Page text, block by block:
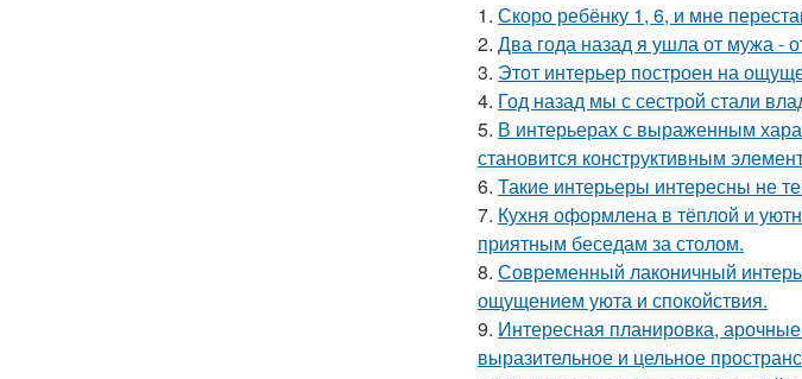
1. Скоро ребёнку 1, 6, и мне
2. Два года назад я ушла от мужа -
3. Этот интерьер построен на
4. Год назад мы с сестрой стали
5. В интерьерах с выраженным
становится конструктивным
6. Такие интерьеры интересны не
7. Кухня оформлена в тёплой и
приятным беседам за столом.
8. Современный лаконичный
ощущением уюта и спокойствия.
9. Интересная планировка,
выразительное и цельное